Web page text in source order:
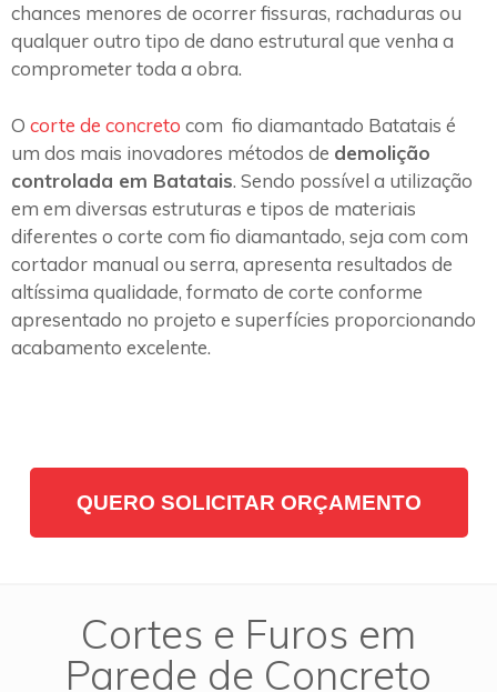
chances menores de ocorrer fissuras, rachaduras ou
qualquer outro tipo de dano estrutural que venha a
comprometer toda a obra.
O corte de concreto com fio diamantado Batatais é
um dos mais inovadores métodos de demolição
controlada em Batatais. Sendo possível a utilização
em em diversas estruturas e tipos de materiais
diferentes o corte com fio diamantado, seja com com
cortador manual ou serra, apresenta resultados de
altíssima qualidade, formato de corte conforme
apresentado no projeto e superfícies proporcionando
acabamento excelente.
QUERO SOLICITAR ORÇAMENTO
Cortes e Furos em
Parede de Concreto